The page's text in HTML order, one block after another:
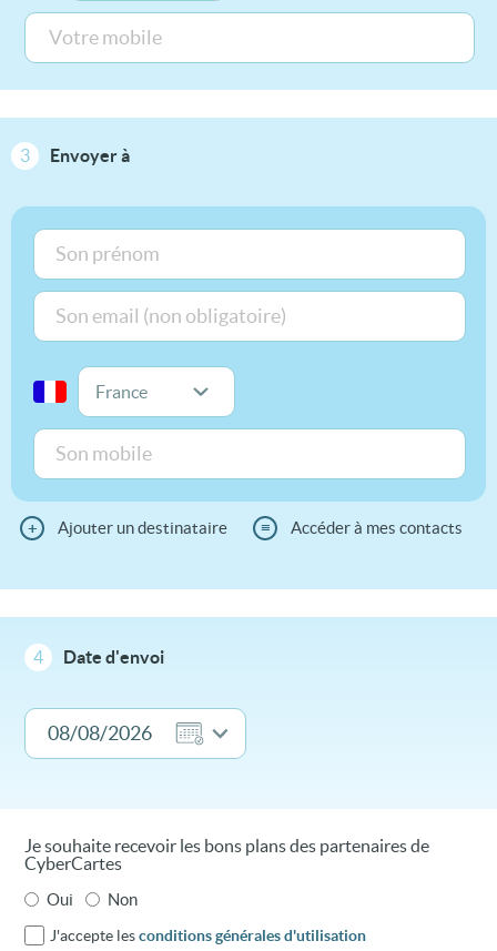
3 Envoyer à
+ Ajouter un destinataire ≡ Accéder à mes contacts
4 Date d'envoi
Je souhaite recevoir les bons plans des partenaires de
CyberCartes
Oui Non
J'accepte lesconditions générales d'utilisation